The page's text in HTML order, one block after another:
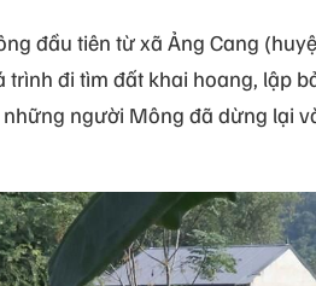
đầu tiên từ xã Ảng Cang
đi tìm đất khai hoang, lập
người Mông đã dừng lại